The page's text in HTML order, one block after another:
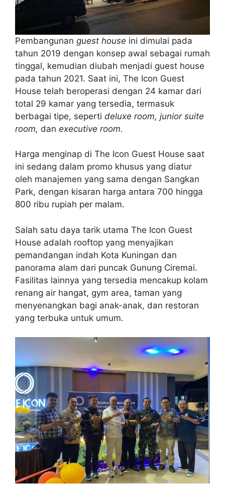
Pembangunan guest house ini dimulai pada
tahun 2019 dengan konsep awal sebagai rumah
tinggal, kemudian diubah menjadi guest house
pada tahun 2021. Saat ini, The Icon Guest
House telah beroperasi dengan 24 kamar dari
total 29 kamar yang tersedia, termasuk
berbagai tipe, seperti deluxe room, junior suite
room, dan executive room.
Harga menginap di The Icon Guest House saat
ini sedang dalam promo khusus yang diatur
oleh manajemen yang sama dengan Sangkan
Park, dengan kisaran harga antara 700 hingga
800 ribu rupiah per malam.
Salah satu daya tarik utama The Icon Guest
House adalah rooftop yang menyajikan
pemandangan indah Kota Kuningan dan
panorama alam dari puncak Gunung Ciremai.
Fasilitas lainnya yang tersedia mencakup kolam
renang air hangat, gym area, taman yang
menyenangkan bagi anak-anak, dan restoran
yang terbuka untuk umum.